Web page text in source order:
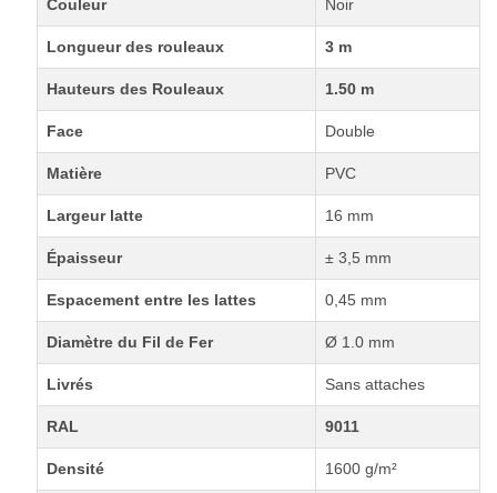
Couleur Noir
Longueur des rouleaux 3 m
Hauteurs des Rouleaux 1.50 m
Face Double
Matière PVC
Largeur latte 16 mm
Épaisseur ± 3,5 mm
Espacement entre les lattes 0,45 mm
Diamètre du Fil de Fer Ø 1.0 mm
Livrés Sans attaches
RAL 9011
Densité 1600 g/m²